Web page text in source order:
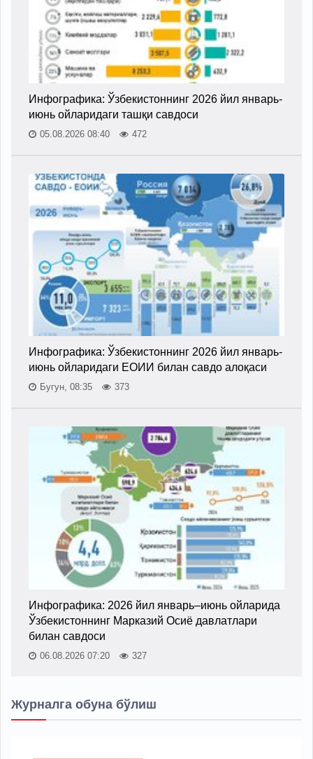
Инфографика: Ўзбекистоннинг 2026 йил январь-
июнь ойларидаги ташқи савдоси
05.08.2026 08:40 472
Инфографика: Ўзбекистоннинг 2026 йил январь-
июнь ойларидаги ЕОИИ билан савдо алоқаси
Бугун, 08:35 373
Инфографика: 2026 йил январь–июнь ойларида
Ўзбекистоннинг Марказий Осиё давлатлари
билан савдоси
06.08.2026 07:20 327
Журналга обуна бўлиш